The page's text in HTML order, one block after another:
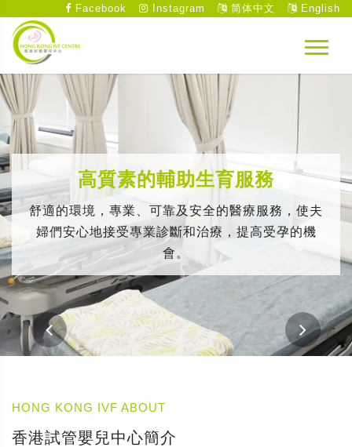
Facebook Instagram 简体中文 English
高質素的輔助生育服務
舒適的環境，專業、可靠及安全的醫療服務，使夫
婦們安心地接受專業診斷和治療，提高受孕的機
會。
HONG KONG IVF ABOUT
香港試管嬰兒中心簡介